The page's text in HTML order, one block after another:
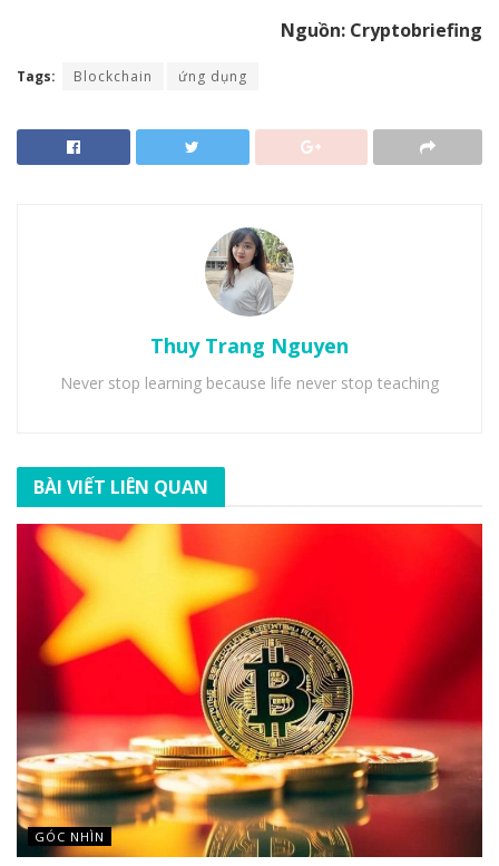
Nguồn: Cryptobriefing
Tags: Blockchain ứng dụng
Thuy Trang Nguyen
Never stop learning because life never stop teaching
BÀI VIẾT LIÊN QUAN
GÓC NHÌN